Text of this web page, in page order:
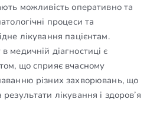
можливість оперативно та
процеси та
лікування пацієнтам.
медичній діагностиці є
що сприяє вчасному
різних захворювань, що
лікування і здоров’я